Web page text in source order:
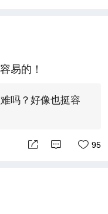
易的！
吗？好像也挺容
95